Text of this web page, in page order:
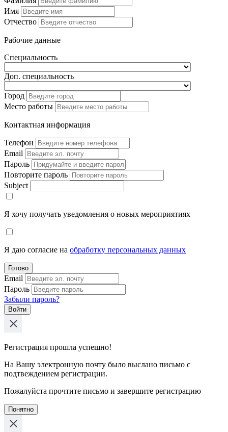
Имя
Отчество
Рабочие данные
Специальность
Доп. специальность
Город
Место работы
Контактная информация
Телефон
Email
Пароль
Повторите пароль
Subject
Я хочу получать уведомления о новых мероприятиях
Я даю согласие на обработку персональных данных
Готово
Email
Пароль
Забыли пароль?
Войти
Регистрация прошла успешно!
На Вашу электронную почту было выслано письмо с
подтвеждением регистрации.
Пожалуйста прочтите письмо и завершите регистрацию
Понятно